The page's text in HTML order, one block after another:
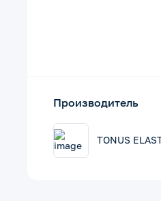
Производитель
TONUS